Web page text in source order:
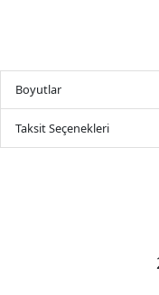
Boyutlar
Taksit Seçenekleri